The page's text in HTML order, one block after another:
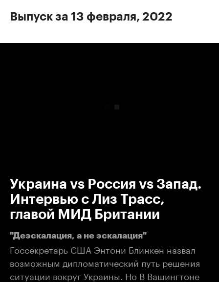
Выпуск за 13 февраля, 2022
Украина vs Россия vs Запад.
Интервью с Лиз Трасс,
главой МИД Британии
"Деэскалация, а не эскалация"
Госсекретарь США Энтони Блинкен назвал
возможным дипломатический путь решения
ситуации вокруг Украины. Но В Вашингтоне